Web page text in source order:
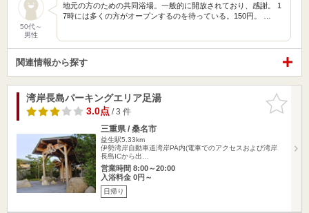
50代～
男性
地元の方のための共同浴場。一般的に開放されており、感謝。 1
7時には多くの方がオープンするのを待っている。150円。 …
関連情報から探す
お気に入
りに追加
湾岸長島パーキングエリア足湯
3.0点/ 3 件
三重県 / 桑名市
益生駅5.33km
伊勢湾岸自動車道湾岸PA内(電車でのアクセスおよび湾岸
長島ICから出…
営業時間 8:00～20:00
入浴料金 0円～
日帰り